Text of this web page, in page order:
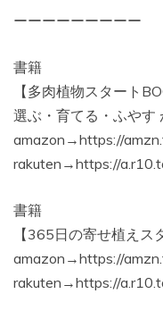
ーーーーーーーーー
書籍
【多肉植物スタート
選ぶ・育てる・ふやす
amazon→https://
rakuten→https://
書籍
【365日の寄せ植えス
amazon→https://
rakuten→https://